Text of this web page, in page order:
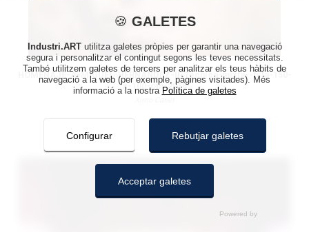
HOMENAJE-A-MIGUEL-HERNANDEZ-II-Tecnica-mixta--tela-150-
x-100-cm-2016
🍪 GALETES
Industri.ARTutilitza galetes pròpies per garantir una navegació
segura i personalitzar el contingut segons les teves necessitats.
També utilitzem galetes de tercers per analitzar els teus hàbits de
navegació a la web (per exemple, pàgines visitades). Més
informació a la nostra Política de galetes
Configurar Rebutjar galetes
Acceptar galetes